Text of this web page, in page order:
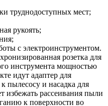
труднодоступных мест;
рукоять;
с электроинструментом.
розетка для
инструмента мощностью
идут адаптер для
пылесосу и насадка для
избежать рассеивания пыли
к поверхности во